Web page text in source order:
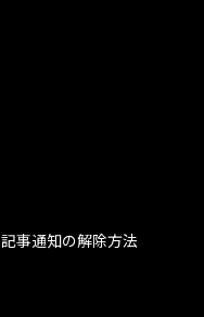
記事通知の解除方法